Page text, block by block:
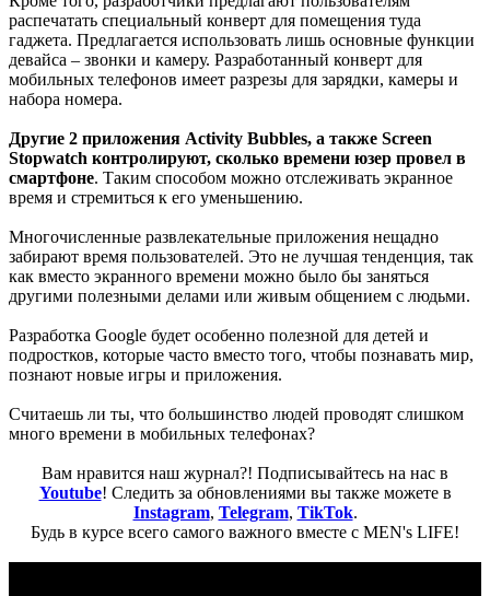
распечатать специальный конверт для помещения туда
гаджета. Предлагается использовать лишь основные функции
девайса – звонки и камеру. Разработанный конверт для
мобильных телефонов имеет разрезы для зарядки, камеры и
набора номера.
Другие 2 приложения Activity Bubbles, а также Screen
Stopwatch контролируют, сколько времени юзер провел в
смартфоне. Таким способом можно отслеживать экранное
время и стремиться к его уменьшению.
Многочисленные развлекательные приложения нещадно
забирают время пользователей. Это не лучшая тенденция, так
как вместо экранного времени можно было бы заняться
другими полезными делами или живым общением с людьми.
Разработка Google будет особенно полезной для детей и
подростков, которые часто вместо того, чтобы познавать мир,
познают новые игры и приложения.
Считаешь ли ты, что большинство людей проводят слишком
много времени в мобильных телефонах?
Вам нравится наш журнал?! Подписывайтесь на нас в
Youtube! Следить за обновлениями вы также можете в
Instagram, Telegram, TikTok.
Будь в курсе всего самого важного вместе с MEN's LIFE!